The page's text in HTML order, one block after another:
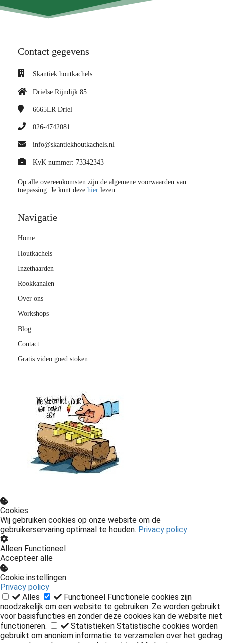
Contact gegevens
Skantiek houtkachels
Drielse Rijndijk 85
6665LR Driel
026-4742081
info@skantiekhoutkachels.nl
KvK nummer: 73342343
Op alle overeenkomsten zijn de algemene voorwaarden van
toepassing. Je kunt deze hier lezen
Navigatie
Home
Houtkachels
Inzethaarden
Rookkanalen
Over ons
Workshops
Blog
Contact
Gratis video goed stoken
Cookies
Wij gebruiken cookies op onze website om de
gebruikerservaring optimaal te houden. Privacy policy
Alleen Functioneel
Accepteer alle
Cookie instellingen
Privacy policy
Alles
Functioneel Functionele cookies zijn
noodzakelijk om een website te gebruiken. Ze worden gebruikt
voor basisfuncties en zonder deze cookies kan de website niet
functioneren.
Statistieken Statistische cookies worden
gebruikt om anoniem informatie te verzamelen over het gedrag